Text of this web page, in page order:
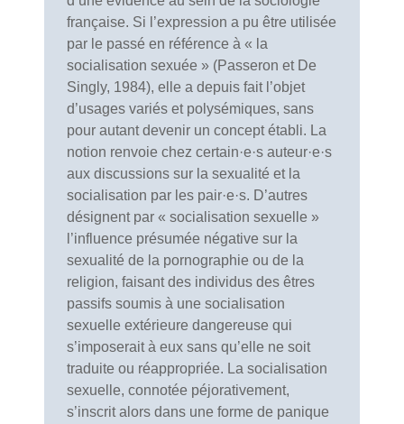
française. Si l’expression a pu être utilisée
par le passé en référence à « la
socialisation sexuée » (Passeron et De
Singly, 1984), elle a depuis fait l’objet
d’usages variés et polysémiques, sans
pour autant devenir un concept établi. La
notion renvoie chez certain·e·s auteur·e·s
aux discussions sur la sexualité et la
socialisation par les pair·e·s. D’autres
désignent par « socialisation sexuelle »
l’influence présumée négative sur la
sexualité de la pornographie ou de la
religion, faisant des individus des êtres
passifs soumis à une socialisation
sexuelle extérieure dangereuse qui
s’imposerait à eux sans qu’elle ne soit
traduite ou réappropriée. La socialisation
sexuelle, connotée péjorativement,
s’inscrit alors dans une forme de panique